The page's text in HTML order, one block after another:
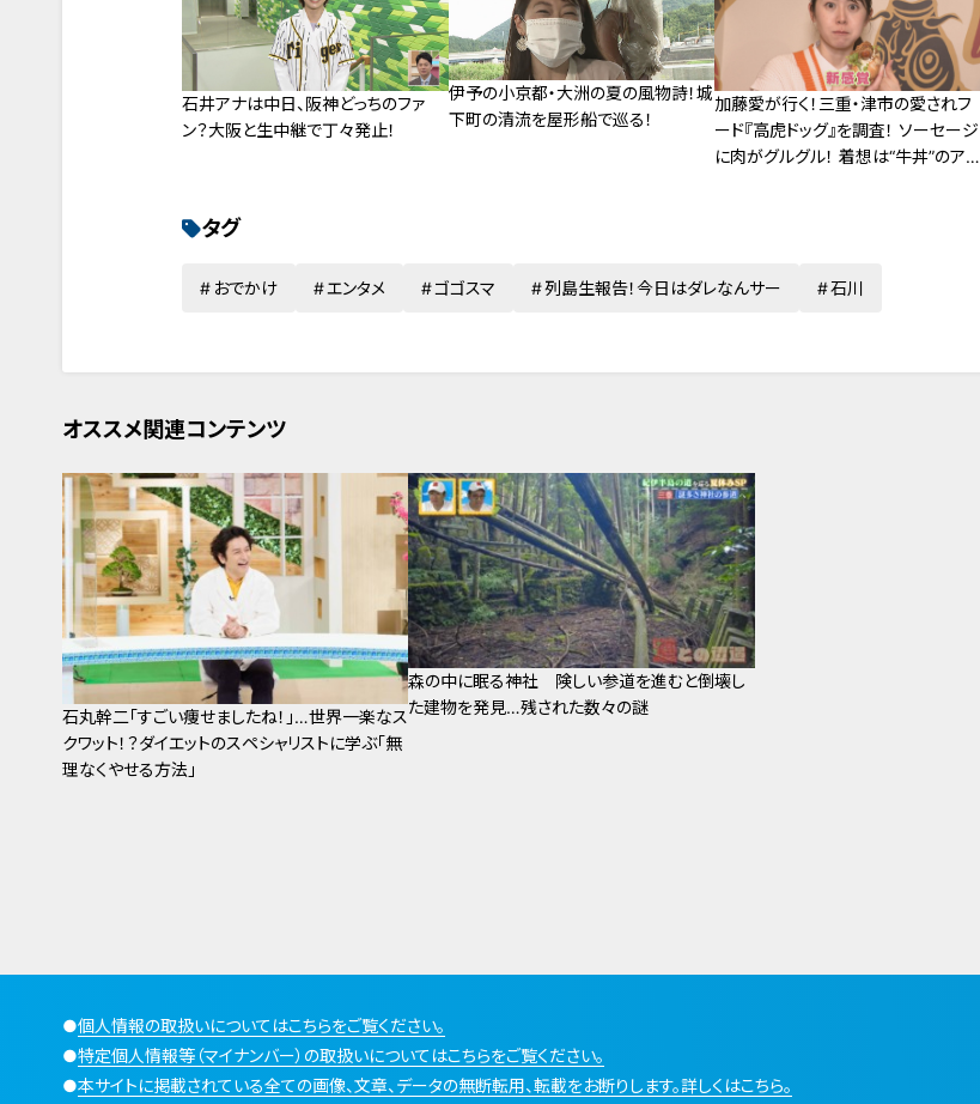
石井アナは中日、阪神どっちのファ
ン？大阪と生中継で丁々発止！
伊予の小京都・大洲の夏の風物詩！城
下町の清流を屋形船で巡る！
加藤愛が行く！三重・津市の愛されフ
ード『高虎ドッグ』を調査！ ソーセージ
に肉がグルグル！ 着想は“牛丼”のアイ
タグ
おでかけ エンタメ ゴゴスマ 列島生報告！今日はダレなんサー 石川
オススメ関連コンテンツ
石丸幹二「すごい痩せましたね！」…世界一楽なス
クワット！？ダイエットのスペシャリストに学ぶ「無
理なくやせる方法」
森の中に眠る神社 険しい参道を進むと倒壊し
た建物を発見…残された数々の謎
●個人情報の取扱いについてはこちらをご覧ください。
●特定個人情報等（マイナンバー）の取扱いについてはこちらをご覧ください。
●本サイトに掲載されている全ての画像、文章、データの無断転用、転載をお断りします。詳しくはこちら。